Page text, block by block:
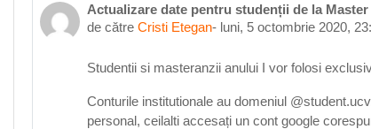
Actualizare date pentru studenții de la
de către Cristi Etegan- luni, 5 octombrie 2020,
Număr de răspunsuri: 0
Studentii si masteranzii anului I vor folosi
Conturile institutionale au domeniul
personal, ceilalti accesați un cont google